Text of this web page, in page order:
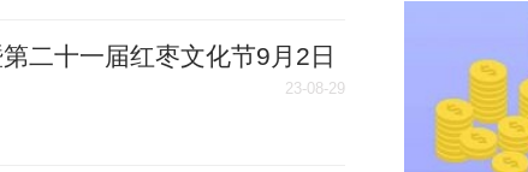
二十一届红枣文化节9月2日
23-08-29